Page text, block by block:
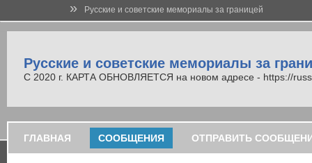
» Русские и советские мемориалы за границей
Русские и советские мемориалы за
С 2020 г. КАРТА ОБНОВЛЯЕТСЯ на новом адресе - https://
ГЛАВНАЯ СООБЩЕНИЯ ОТПРАВИТЬ